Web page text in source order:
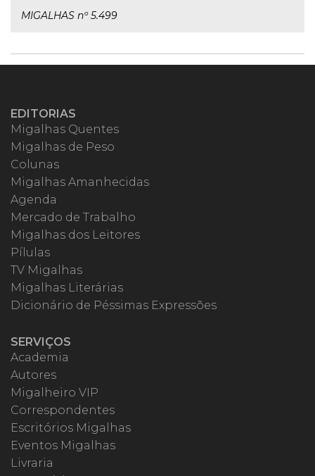
MIGALHAS nº 5.499
EDITORIAS
Migalhas Quentes
Migalhas de Peso
Colunas
Migalhas Amanhecidas
Agenda
Mercado de Trabalho
Migalhas dos Leitores
Pílulas
TV Migalhas
Migalhas Literárias
Dicionário de Péssimas Expressões
SERVIÇOS
Academia
Autores
Migalheiro VIP
Correspondentes
Escritórios Migalhas
Eventos Migalhas
Livraria